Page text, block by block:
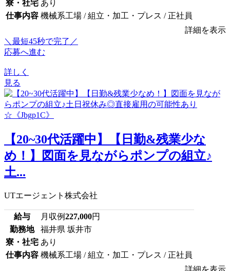
寮・社宅 あり
仕事内容 機械系工場 / 組立・加工・プレス / 正社員
詳細を表示
＼最短45秒で完了／
応募へ進む
詳しく
見る
【20~30代活躍中】【日勤&残業少な
め！】図面を見ながらポンプの組立♪
土...
UTエージェント株式会社
給与 月収例227,000円
勤務地
福井県 坂井市
寮・社宅 あり
仕事内容 機械系工場 / 組立・加工・プレス / 正社員
詳細を表示